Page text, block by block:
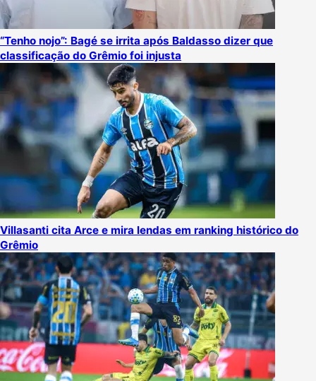
“Tenho nojo”: Bagé se irrita após Baldasso dizer que
classificação do Grêmio foi injusta
Villasanti cita Arce e mira lendas em ranking histórico do
Grêmio